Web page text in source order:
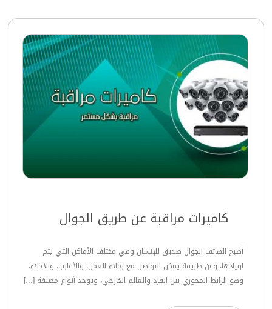
كاميرات مراقبة عن طريق الجوال
أصبح الهاتف الجوال صديق للإنسان وفي مختلف الأماكن التي يتم
ارتيادها، وعن طريقة يمكن التواصل مع زملاء العمل، والأقارب، والأخلاء،
وهو الرابط المحوري بين الفرد والعالم الخارجي، ويوجد أنواع مختلفة […]